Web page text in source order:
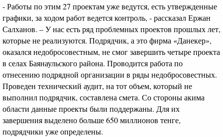
- Работы по этим 27 проектам уже ведутся, есть утвержденные
графики, за ходом работ ведется контроль, - рассказал Ержан
Салханов. – У нас есть ряд проблемных проектов прошлых лет,
которые не реализуются. Подрядчик, а это фирма «Данекер»,
оказался недобросовестным, не смог завершить четыре проекта
в селах Баянаульского района. Проводится работа по
отнесению подрядной организации в ряды недобросовестных.
Проведен технический аудит, на тот объем, который не
выполнил подрядчик, составлена смета. Со стороны акима
области данные проекты были поддержаны. Для их
завершения выделено больше 650 миллионов тенге,
подрядчики уже определены.